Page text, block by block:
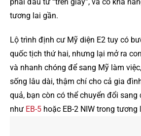
tương lai gần.
Lộ trình định cư Mỹ diện E2 tuy có
quốc tịch thứ hai, nhưng lại mở ra
và nhanh chóng để sang Mỹ làm
sống lâu dài, thậm chí cho cả gia
quả, bạn còn có thể chuyển đổi
như EB-5 hoặc EB-2 NIW trong tương